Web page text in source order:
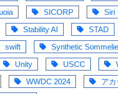
SICORP
Siri
Stability AI
STAD
swift
Synthetic
Unity USCC
WWDC 2024
ア